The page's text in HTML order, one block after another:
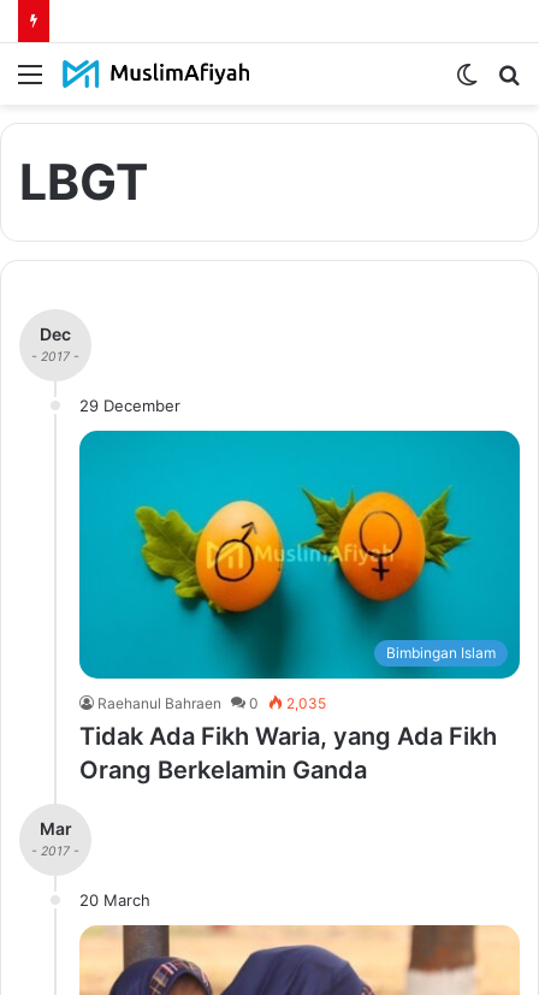
Menu
Switch
LBGT
Dec
- 2017 -
29 December
Bimbingan Islam
Raehanul Bahraen 0 2,035
Tidak Ada Fikh Waria, yang Ada Fikh
Orang Berkelamin Ganda
Mar
- 2017 -
20 March